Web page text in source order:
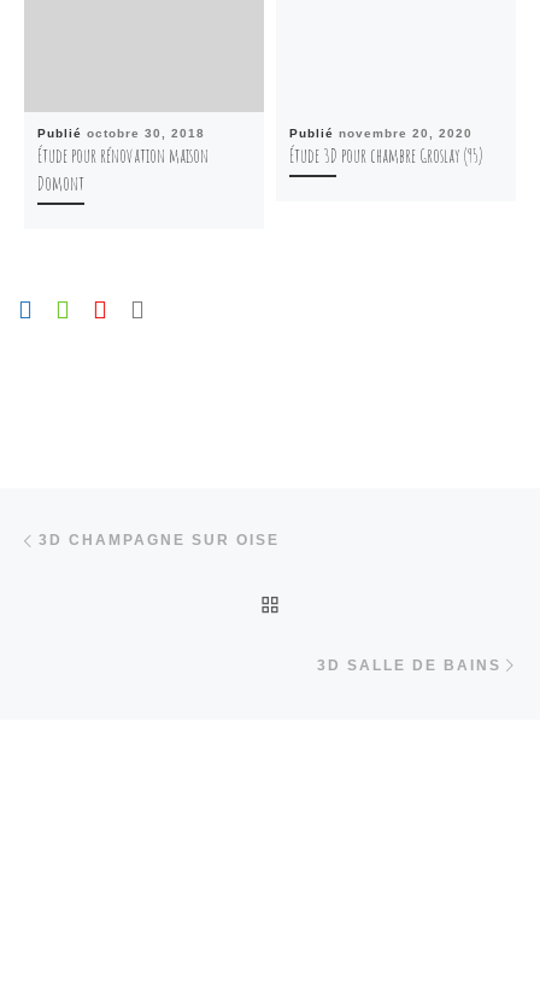
Publiéoctobre 30, 2018
Étude pour rénovation maison
Domont
Publiénovembre 20, 2020
Étude 3D pour chambre Groslay (95)
3D CHAMPAGNE SUR OISE
3D SALLE DE BAINS